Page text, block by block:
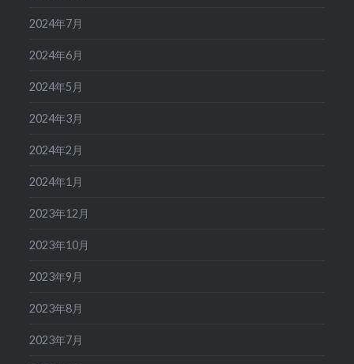
2024年7月
2024年6月
2024年5月
2024年3月
2024年2月
2024年1月
2023年12月
2023年10月
2023年9月
2023年8月
2023年7月